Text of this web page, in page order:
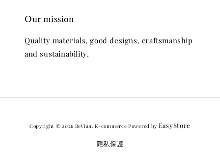
Our mission
Quality materials, good designs, craftsmanship
and sustainability.
Copyright © 2026 BeVian. E-commerce Powered by EasyStore
隱私保護